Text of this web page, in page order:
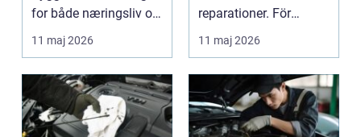
for både næringsliv og
privatperson...
11 maj 2026
reparationer. För
många förare i Skåne
är verk...
11 maj 2026